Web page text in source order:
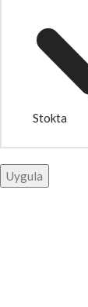
Stokta
Uygula